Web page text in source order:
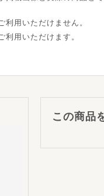
利用いただけません。
利用いただけます。
この商品